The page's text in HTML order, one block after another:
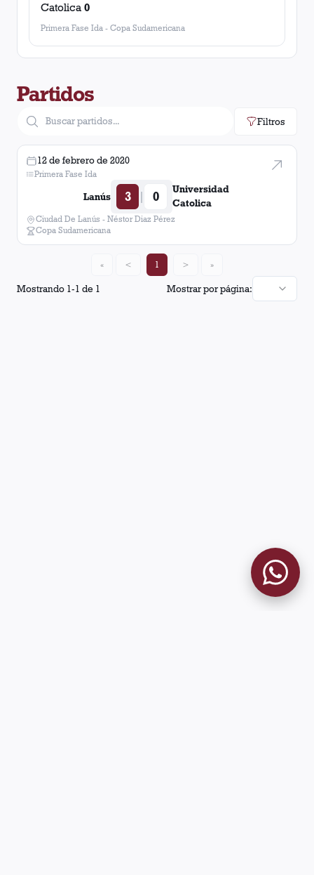
Catolica 0
Primera Fase Ida - Copa Sudamericana
Partidos
Filtros
12 de febrero de 2020
Primera Fase Ida
Lanús 3 | 0
Universidad
Catolica
Ciudad De Lanús - Néstor Diaz Pérez
Copa Sudamericana
Mostrando 1-1 de 1 Mostrar por página:
« < 1 > »